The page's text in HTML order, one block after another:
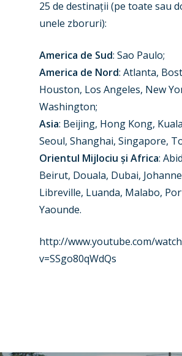
25 de destinații (pe toate sau
unele zboruri):
America de Sud: Sao Paulo;
America de Nord: Atlanta,
Houston, Los Angeles, New
Washington;
Asia: Beijing, Hong Kong,
Seoul, Shanghai, Singapore,
Orientul Mijlociu și Africa:
Beirut, Douala, Dubai,
Libreville, Luanda, Malabo,
Yaounde.
http://www.youtube.com/
v=SSgo80qWdQs